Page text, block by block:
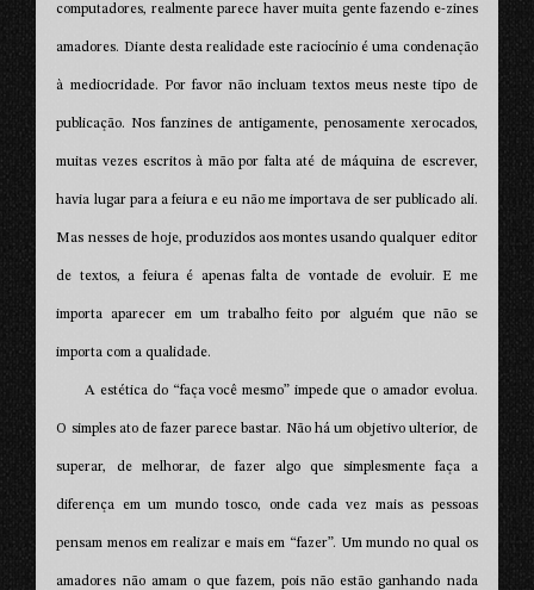
computadores, realmente parece haver muita gente fazendo e-zines
amadores. Diante desta realidade este raciocínio é uma condenação
à mediocridade. Por favor não incluam textos meus neste tipo de
publicação. Nos fanzines de antigamente, penosamente xerocados,
muitas vezes escritos à mão por falta até de máquina de escrever,
havia lugar para a feiura e eu não me importava de ser publicado ali.
Mas nesses de hoje, produzidos aos montes usando qualquer editor
de textos, a feiura é apenas falta de vontade de evoluir. E me
importa aparecer em um trabalho feito por alguém que não se
importa com a qualidade.
A estética do “faça você mesmo” impede que o amador evolua.
O simples ato de fazer parece bastar. Não há um objetivo ulterior, de
superar, de melhorar, de fazer algo que simplesmente faça a
diferença em um mundo tosco, onde cada vez mais as pessoas
pensam menos em realizar e mais em “fazer”. Um mundo no qual os
amadores não amam o que fazem, pois não estão ganhando nada